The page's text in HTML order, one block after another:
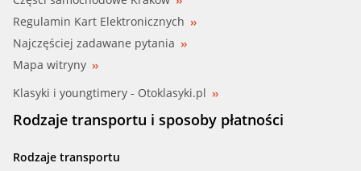
Regulamin Kart Elektronicznych
Najczęściej zadawane pytania
Mapa witryny
Klasyki i youngtimery - Otoklasyki.pl
Rodzaje transportu i sposoby płatności
Rodzaje transportu